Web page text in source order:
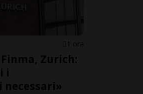
1 ora
Zurich:
i